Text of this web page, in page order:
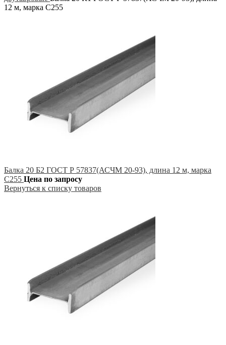
12 м, марка С255
Балка 20 Б2 ГОСТ Р 57837(АСЧМ 20-93), длина 12 м, марка
С255 Цена по запросу
Вернуться к списку товаров